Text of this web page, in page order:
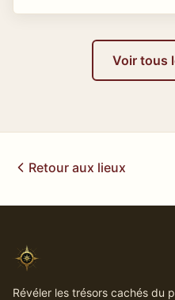
Voir tous
Retour aux lieux
Révéler les trésors cachés du